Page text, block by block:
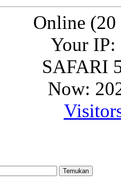
Online (20
Your IP:
SAFARI
Now: